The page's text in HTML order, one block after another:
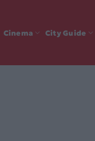
Cinema City Guide